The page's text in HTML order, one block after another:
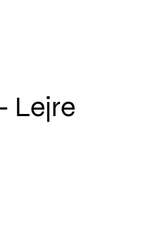
Lejre